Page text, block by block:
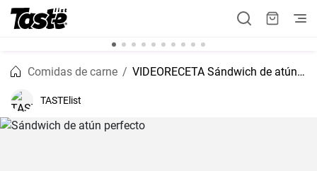
Comidas de carne VIDEORECETA Sándwich de atún perfecto
TASTElist